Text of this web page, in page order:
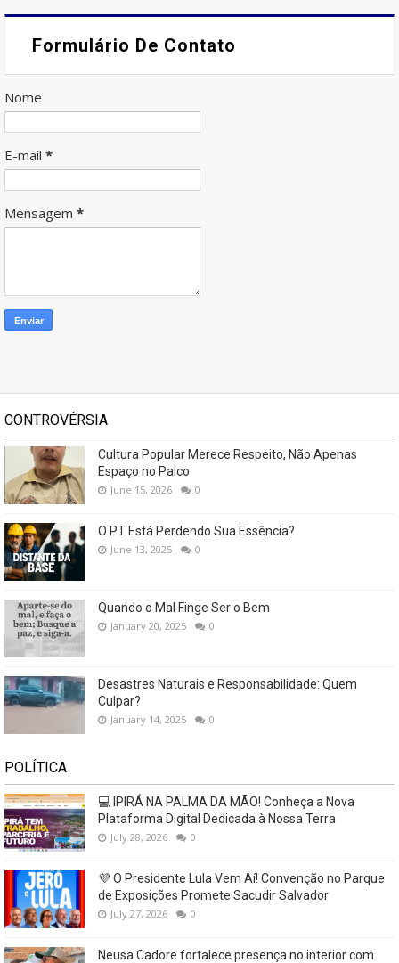
Formulário De Contato
Nome
E-mail *
Mensagem *
CONTROVÉRSIA
Cultura Popular Merece Respeito, Não Apenas
Espaço no Palco
June 15, 2026 0
O PT Está Perdendo Sua Essência?
June 13, 2025 0
Quando o Mal Finge Ser o Bem
January 20, 2025 0
Desastres Naturais e Responsabilidade: Quem
Culpar?
January 14, 2025 0
POLÍTICA
💻 IPIRÁ NA PALMA DA MÃO! Conheça a Nova
Plataforma Digital Dedicada à Nossa Terra
July 28, 2026 0
💜 O Presidente Lula Vem Aí! Convenção no Parque
de Exposições Promete Sacudir Salvador
July 27, 2026 0
Neusa Cadore fortalece presença no interior com